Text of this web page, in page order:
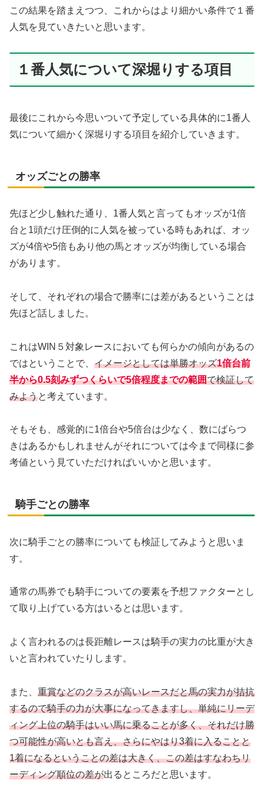
この結果を踏まえつつ、これからはより細かい条件で１番
人気を見ていきたいと思います。
１番人気について深堀りする項目
最後にこれから今思いついて予定している具体的に1番人
気について細かく深堀りする項目を紹介していきます。
オッズごとの勝率
先ほど少し触れた通り、1番人気と言ってもオッズが1倍
台と1頭だけ圧倒的に人気を被っている時もあれば、オッ
ズが4倍や5倍もあり他の馬とオッズが均衡している場合
があります。
そして、それぞれの場合で勝率には差があるということは
先ほど話しました。
これはWIN５対象レースにおいても何らかの傾向があるの
ではということで、 イメージとしては単勝オッズ1倍台前
半から0.5刻みずつくらいで5倍程度までの範囲で検証して
みようと考えています。
そもそも、感覚的に1倍台や5倍台は少なく、数にばらつ
きはあるかもしれませんがそれについては今まで同様に参
考値という見ていただければいいかと思います。
騎手ごとの勝率
次に騎手ごとの勝率についても検証してみようと思いま
す。
通常の馬券でも騎手についての要素を予想ファクターとし
て取り上げている方はいるとは思います。
よく言われるのは長距離レースは騎手の実力の比重が大き
いと言われていたりします。
また、 重賞などのクラスが高いレースだと馬の実力が拮抗
するので騎手の力が大事になってきますし、単純にリーデ
ィング上位の騎手はいい馬に乗ることが多く、それだけ勝
つ可能性が高いとも言え、さらにやはり3着に入ることと
1着になるということの差は大きく、この差はすなわちリ
ーディング順位の差が出るところだと思います。